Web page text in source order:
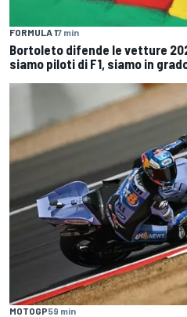
FORMULA 17 min
Bortoleto difende le vetture
siamo piloti di F1, siamo in
MOTOGP59 min